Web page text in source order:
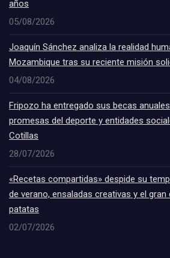
años
05/08/2026
Joaquín Sánchez analiza la realidad
Mozambique tras su reciente misión
04/08/2026
Fripozo ha entregado sus becas
promesas del deporte y entidades
Cotillas
28/07/2026
«Recetas compartidas» despide su
de verano, ensaladas creativas y el
patatas
02/07/2026